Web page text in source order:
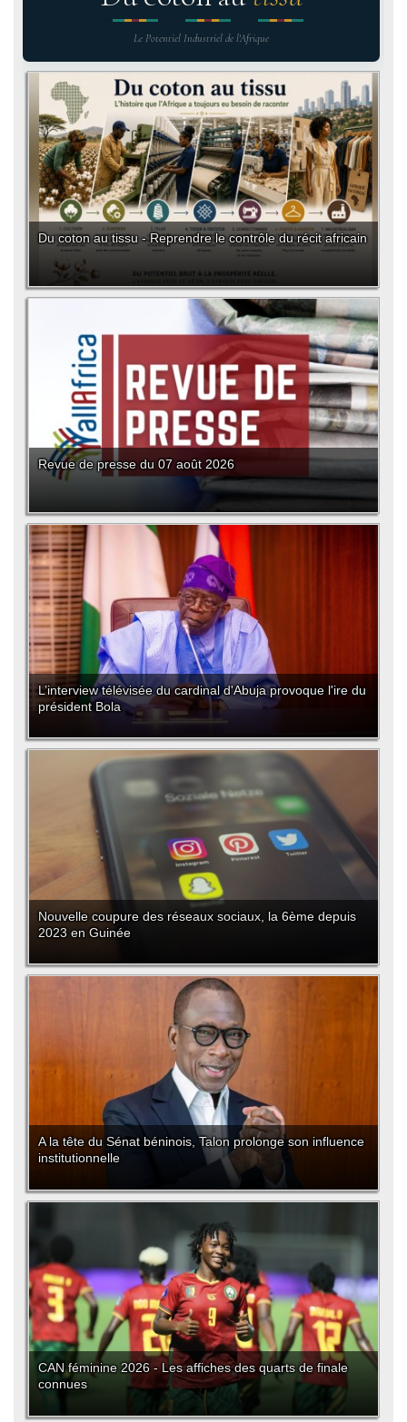
Le Potentiel Industriel de l'Afrique
Du coton au tissu - Reprendre le contrôle du récit africain
Revue de presse du 07 août 2026
L’interview télévisée du cardinal d'Abuja provoque l'ire du
président Bola
Nouvelle coupure des réseaux sociaux, la 6ème depuis
2023 en Guinée
A la tête du Sénat béninois, Talon prolonge son influence
institutionnelle
CAN féminine 2026 - Les affiches des quarts de finale
connues